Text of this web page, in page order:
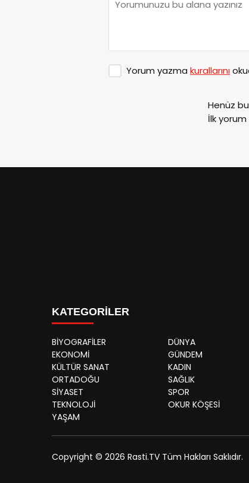
Yorum yazma kurallarını
Henüz
İlk
KATEGORİLER
BİYOGRAFİLER
DÜNYA
EKONOMİ
GÜNDEM
KÜLTÜR SANAT
KADIN
ORTADOĞU
SAĞLIK
SİYASET
SPOR
TEKNOLOJİ
OKUR KÖŞESİ
YAŞAM
Copyright © 2026 Rasti.TV Tüm Hakları Saklıdır.